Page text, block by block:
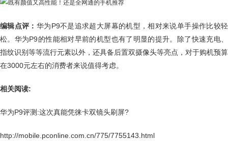
编辑点评： 华为P9不是追求超大屏幕的机型，相对来说单手操作比较轻
松。华为P9的性能相对早前的机型也有了明显的提升。除了快速充电、
指纹识别等等流行元素以外，还具备后置双摄像头等亮点，对于购机预算
在3000元左右的消费者来说值得考虑。
相关阅读:
华为P9评测:这次真能凭徕卡双镜头刷屏?
http://mobile.pconline.com.cn/775/7755143.html